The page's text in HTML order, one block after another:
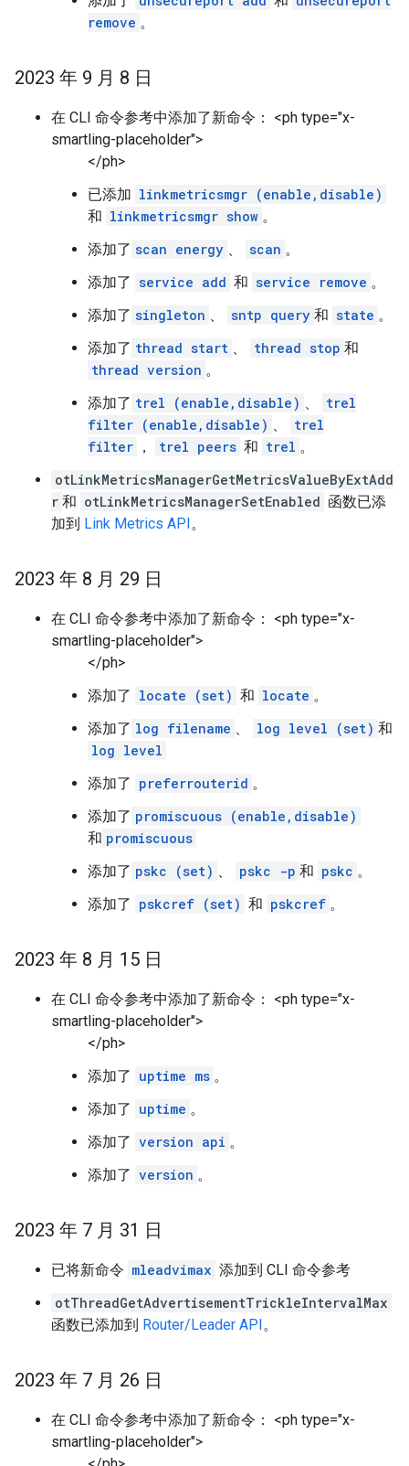
remove 。
2023 年 9 月 8 日
在 CLI 命令参考中添加了新命令： <ph type="x-
smartling-placeholder">
</ph>
已添加 linkmetricsmgr (enable,disable)
和 linkmetricsmgr show 。
添加了 scan energy 、 scan 。
添加了 service add 和 service remove 。
添加了 singleton 、 sntp query 和 state 。
添加了 thread start 、 thread stop 和
thread version 。
添加了 trel (enable,disable) 、
trel
filter (enable,disable) 、
trel
filter ， trel peers 和 trel 。
otLinkMetricsManagerGetMetricsValueByExtAdd
r 和 otLinkMetricsManagerSetEnabled 函数已添
加到 Link Metrics API。
2023 年 8 月 29 日
在 CLI 命令参考中添加了新命令： <ph type="x-
smartling-placeholder">
</ph>
添加了 locate (set) 和 locate 。
添加了 log filename 、 log level (set) 和
log level
添加了 preferrouterid 。
添加了 promiscuous (enable,disable)
和 promiscuous
添加了 pskc (set) 、 pskc -p 和 pskc 。
添加了 pskcref (set) 和 pskcref 。
2023 年 8 月 15 日
在 CLI 命令参考中添加了新命令： <ph type="x-
smartling-placeholder">
</ph>
添加了 uptime ms 。
添加了 uptime 。
添加了 version api 。
添加了 version 。
2023 年 7 月 31 日
已将新命令 mleadvimax 添加到 CLI 命令参考
otThreadGetAdvertisementTrickleIntervalMax
函数已添加到 Router/Leader API。
2023 年 7 月 26 日
在 CLI 命令参考中添加了新命令： <ph type="x-
smartling-placeholder">